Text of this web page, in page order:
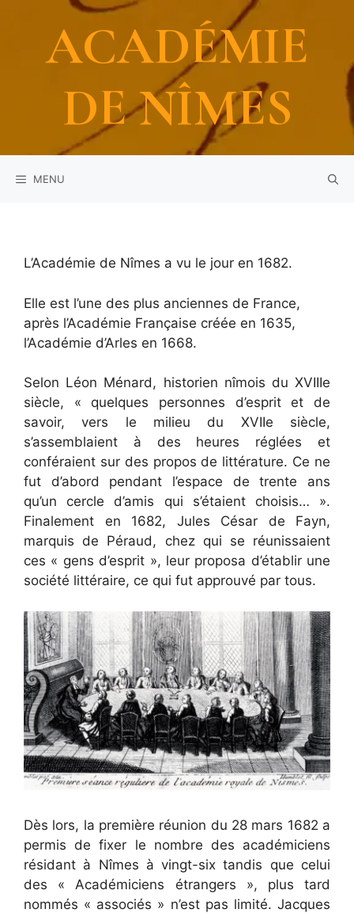
ACADÉMIE
DE NÎMES
MENU
L’Académie de Nîmes a vu le jour en 1682.
Elle est l’une des plus anciennes de France,
après l’Académie Française créée en 1635,
l’Académie d’Arles en 1668.
Selon Léon Ménard, historien nîmois du XVIIIe
siècle, « quelques personnes d’esprit et de
savoir, vers le milieu du XVIIe siècle,
s’assemblaient à des heures réglées et
conféraient sur des propos de littérature. Ce ne
fut d’abord pendant l’espace de trente ans
qu’un cercle d’amis qui s’étaient choisis… ».
Finalement en 1682, Jules César de Fayn,
marquis de Péraud, chez qui se réunissaient
ces « gens d’esprit », leur proposa d’établir une
société littéraire, ce qui fut approuvé par tous.
Dès lors, la première réunion du 28 mars 1682 a
permis de fixer le nombre des académiciens
résidant à Nîmes à vingt-six tandis que celui
des « Académiciens étrangers », plus tard
nommés « associés » n’est pas limité. Jacques